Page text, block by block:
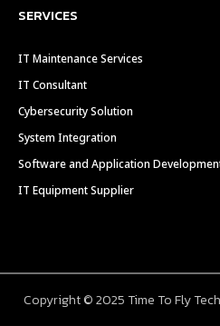
SERVICES
IT Maintenance Services
IT Consultant
Cybersecurity Solution
System Integration
Software and Application
IT Equipment Supplier
Copyright © 2025 Time To Fly